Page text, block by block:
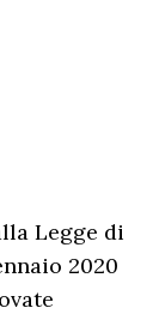
Legge di
2020